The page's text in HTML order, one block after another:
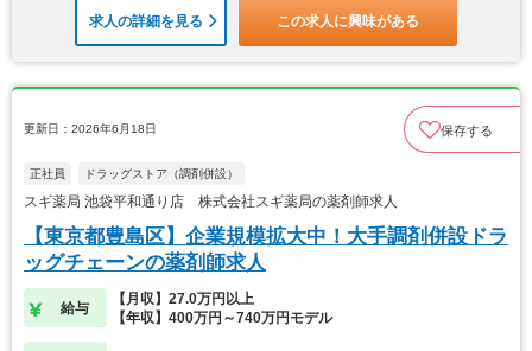
求人の詳細を見る この求人に興味がある
更新日：2026年6月18日 保存する
正社員 ドラッグストア（調剤併設）
スギ薬局 池袋平和通り店 株式会社スギ薬局の薬剤師求人
【東京都豊島区】企業規模拡大中！大手調剤併設ドラ
ッグチェーンの薬剤師求人
給与
【月収】27.0万円以上
【年収】400万円～740万円モデル